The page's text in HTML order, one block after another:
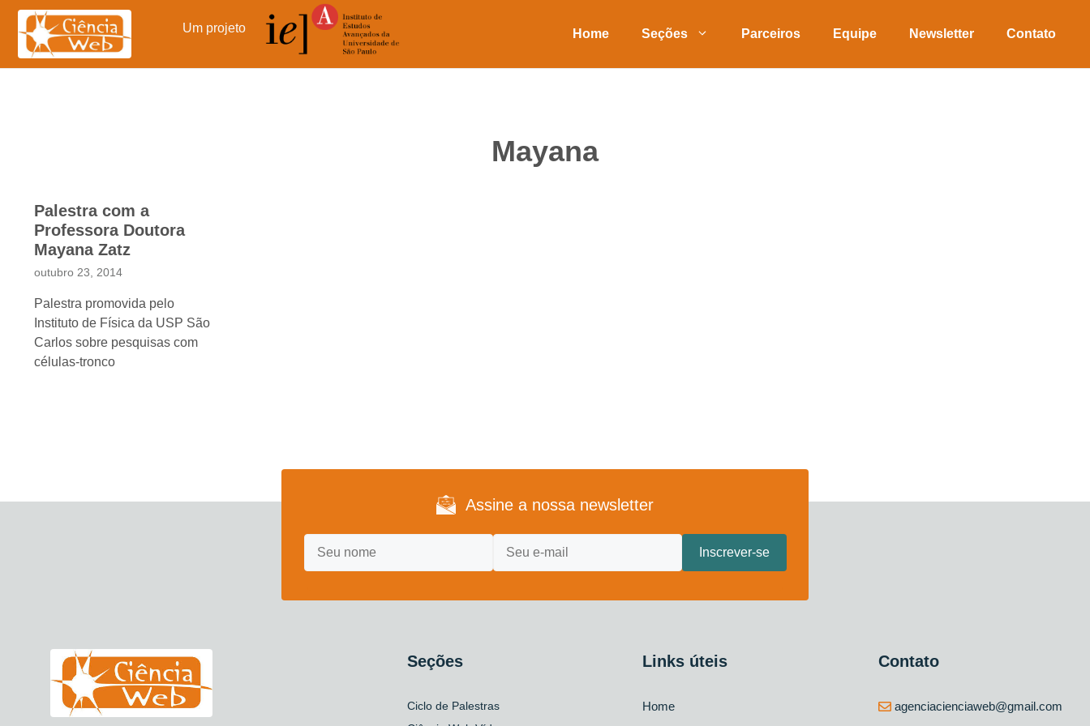
Pular
conteúdo
Um projeto Home Seções Parceiros Equipe Newsletter Contato
Mayana
Palestra com a
Professora Doutora
Mayana Zatz
outubro 23, 2014
Palestra promovida pelo
Instituto de Física da USP São
Carlos sobre pesquisas com
células-tronco
Assine a nossa newsletter
Seções
Ciclo de Palestras
Links úteis
Home
Contato
agenciacienciaweb@gmail.com